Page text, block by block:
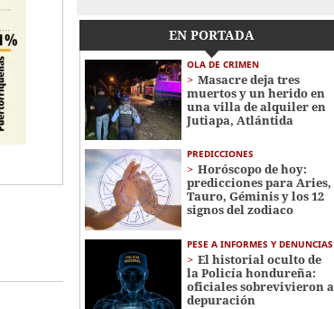
EN PORTADA
OLA DE CRIMEN
Masacre deja tres
muertos y un herido en
una villa de alquiler en
Jutiapa, Atlántida
PREDICCIONES
Horóscopo de hoy:
predicciones para Aries,
Tauro, Géminis y los 12
signos del zodiaco
PESE A INFORMES Y DENUNCIAS
El historial oculto de
la Policía hondureña:
oficiales sobrevivieron a
depuración